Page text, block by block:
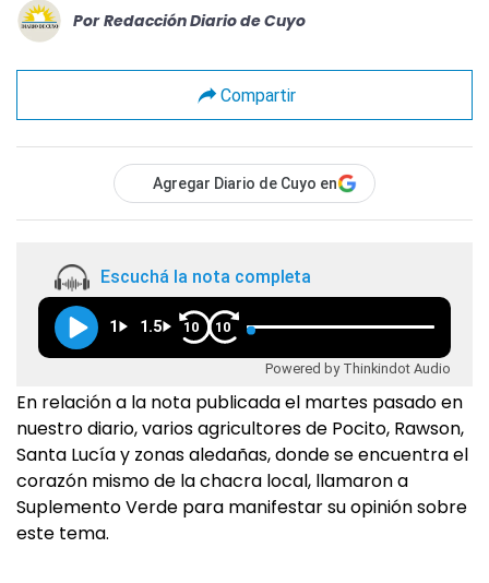
Por Redacción Diario de Cuyo
Compartir
Agregar Diario de Cuyo en
Escuchá la nota completa
1 1.5 10 10
Powered by Thinkindot Audio
En relación a la nota publicada el martes pasado en
nuestro diario, varios agricultores de Pocito, Rawson,
Santa Lucía y zonas aledañas, donde se encuentra el
corazón mismo de la chacra local, llamaron a
Suplemento Verde para manifestar su opinión sobre
este tema.